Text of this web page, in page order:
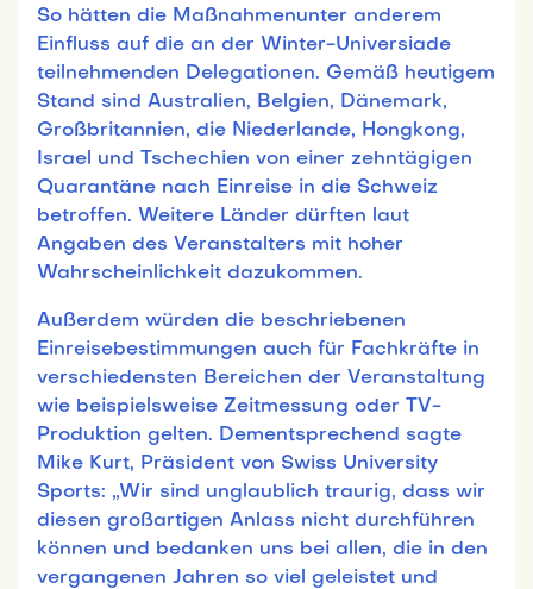
So hätten die Maßnahmenunter anderem
Einfluss auf die an der Winter-Universiade
teilnehmenden Delegationen. Gemäß heutigem
Stand sind Australien, Belgien, Dänemark,
Großbritannien, die Niederlande, Hongkong,
Israel und Tschechien von einer zehntägigen
Quarantäne nach Einreise in die Schweiz
betroffen. Weitere Länder dürften laut
Angaben des Veranstalters mit hoher
Wahrscheinlichkeit dazukommen.
Außerdem würden die beschriebenen
Einreisebestimmungen auch für Fachkräfte in
verschiedensten Bereichen der Veranstaltung
wie beispielsweise Zeitmessung oder TV-
Produktion gelten. Dementsprechend sagte
Mike Kurt, Präsident von Swiss University
Sports: „Wir sind unglaublich traurig, dass wir
diesen großartigen Anlass nicht durchführen
können und bedanken uns bei allen, die in den
vergangenen Jahren so viel geleistet und